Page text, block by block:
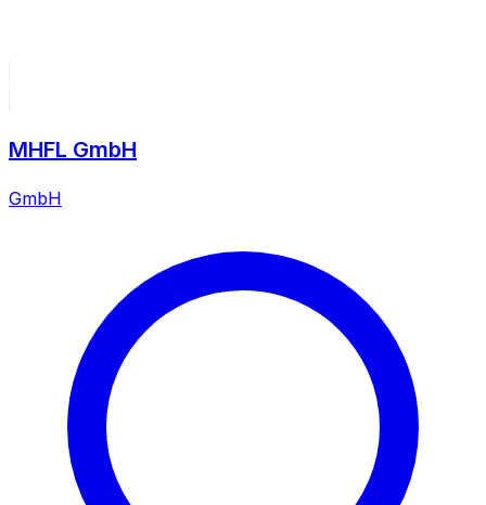
MHFL GmbH
GmbH